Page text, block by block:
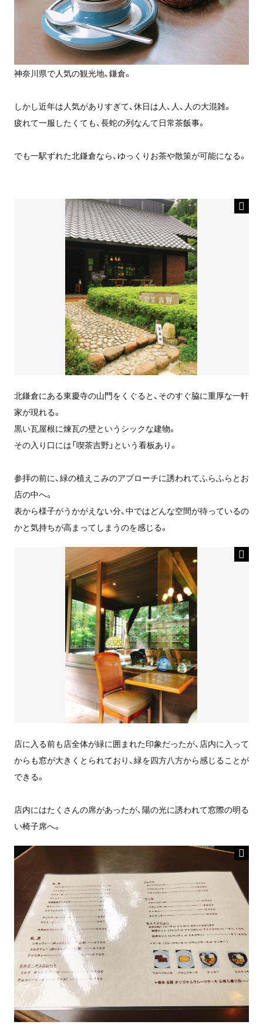
神奈川県で人気の観光地、鎌倉。
しかし近年は人気がありすぎて、休日は人、人、人の大混雑。
疲れて一服したくても、長蛇の列なんて日常茶飯事。
でも一駅ずれた北鎌倉なら、ゆっくりお茶や散策が可能になる。
北鎌倉にある東慶寺の山門をくぐると、そのすぐ脇に重厚な一軒
家が現れる。
黒い瓦屋根に煉瓦の壁というシックな建物。
その入り口には「喫茶吉野」という看板あり。
参拝の前に、緑の植えこみのアプローチに誘われてふらふらとお
店の中へ。
表から様子がうかがえない分、中ではどんな空間が待っているの
かと気持ちが高まってしまうのを感じる。
店に入る前も店全体が緑に囲まれた印象だったが、店内に入って
からも窓が大きくとられており、緑を四方八方から感じることが
できる。
店内にはたくさんの席があったが、陽の光に誘われて窓際の明る
い椅子席へ。